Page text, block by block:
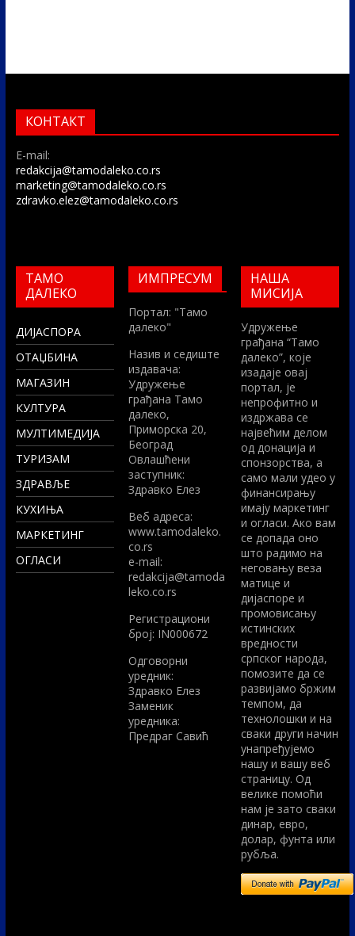
КОНТАКТ
E-mail:
redakcija@tamodaleko.co.rs
marketing@tamodaleko.co.rs
zdravko.elez@tamodaleko.co.rs
ТАМО
ДАЛЕКО
ДИЈАСПОРА
ОТАЏБИНА
МАГАЗИН
КУЛТУРА
МУЛТИМЕДИЈА
ТУРИЗАМ
ЗДРАВЉЕ
КУХИЊА
МАРКЕТИНГ
ОГЛАСИ
ИМПРЕСУМ
Портал: "Тамо
далеко"
Назив и седиште
издавача:
Удружење
грађана Тамо
далеко,
Приморска 20,
Београд
Овлашћени
заступник:
Здравко Елез
Вeб адреса:
www.tamodaleko.
co.rs
e-mail:
redakcija@tamoda
leko.co.rs
Регистрациони
број: IN000672
Одговорни
уредник:
Здравко Елез
Заменик
уредника:
Предраг Савић
НАША
МИСИЈА
Удружење
грађана “Тамо
далеко”, које
изадаје овај
портал, је
непрофитно и
издржава се
највећим делом
од донација и
спонзорства, а
само мали удео у
финансирању
имају маркетинг
и огласи. Ако вам
се допада оно
што радимо на
неговању веза
матице и
дијаспоре и
промовисању
истинских
вредности
српског народа,
помозите да се
развијамо бржим
темпом, да
технолошки и на
сваки други начин
унапређујемо
нашу и вашу веб
страницу. Од
велике помоћи
нам је зато сваки
динар, евро,
долар, фунта или
рубља.